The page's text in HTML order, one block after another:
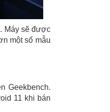
Máy sẽ được
một số mẫu
Geekbench.
11 khi bán